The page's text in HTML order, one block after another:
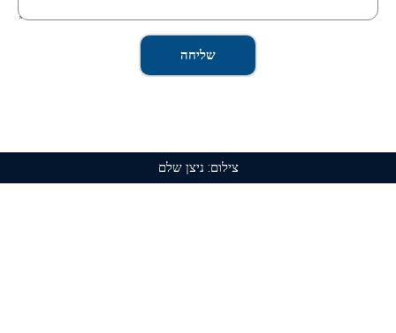
שליחה
צילום: ניצן שלם